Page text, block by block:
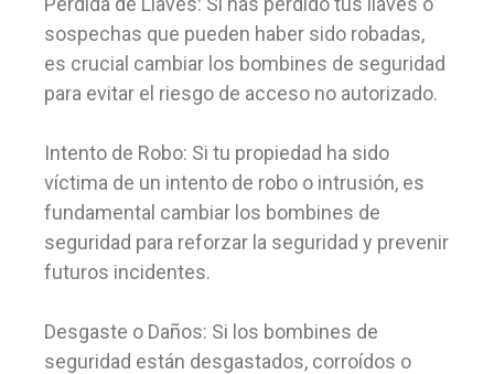
sospechas que pueden haber sido robadas,
es crucial cambiar los bombines de seguridad
para evitar el riesgo de acceso no autorizado.
Intento de Robo: Si tu propiedad ha sido
víctima de un intento de robo o intrusión, es
fundamental cambiar los bombines de
seguridad para reforzar la seguridad y prevenir
futuros incidentes.
Desgaste o Daños: Si los bombines de
seguridad están desgastados, corroídos o